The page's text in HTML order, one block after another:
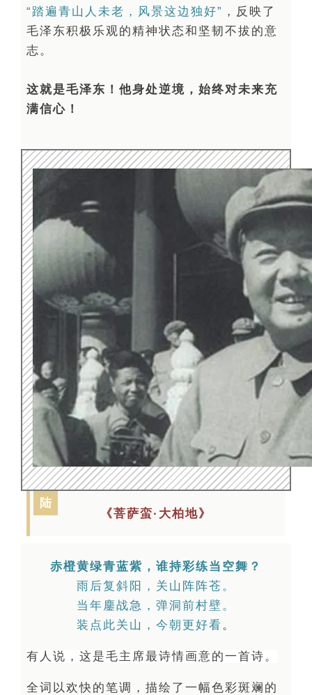
“踏遍青山人未老，风景这边独好” ，反映了
毛泽东积极乐观的精神状态和坚韧不拔的意
志。
这就是毛泽东！他身处逆境，始终对未来充
满信心！
陆
《菩萨蛮·大柏地》
赤橙黄绿青蓝紫，谁持彩练当空舞？
雨后复斜阳，关山阵阵苍。
当年鏖战急，弹洞前村壁。
装点此关山，今朝更好看 。
有人说，这是毛主席最诗情画意的一首诗。
全词以欢快的笔调，描绘了一幅色彩斑斓的